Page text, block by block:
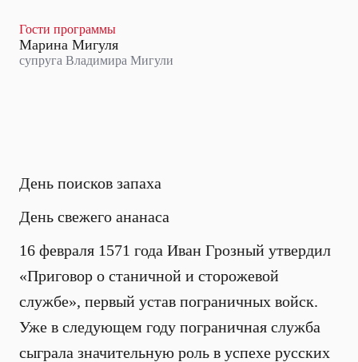
Гости программы
Марина Мигуля
супруга Владимира Мигули
День поисков запаха
День свежего ананаса
16 февраля 1571 года Иван Грозный утвердил
«Приговор о станичной и сторожевой
службе», первый устав пограничных войск.
Уже в следующем году пограничная служба
сыграла значительную роль в успехе русских